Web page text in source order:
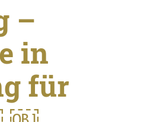
–
in
für